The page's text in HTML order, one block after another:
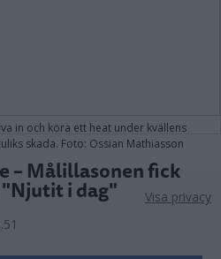
in och köra ett heat under kvällens
skada. Foto: Ossian Mathiasson
– Målillasonen fick
i dag" Visa privacy